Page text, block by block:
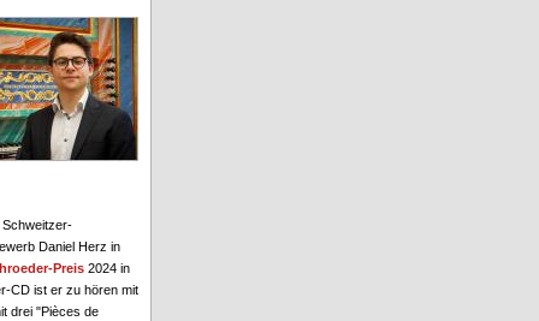
Schweitzer-
Daniel Herz in
Preis 2024 in
CD ist er zu hören mit
drei "Pièces de